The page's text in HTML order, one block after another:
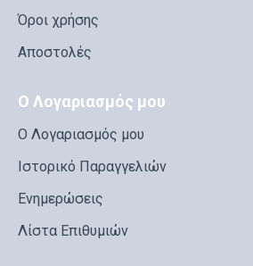
Όροι χρήσης
Αποστολές
Ο Λογαριασμός μου
Ο Λογαριασμός μου
Ιστορικό Παραγγελιών
Ενημερώσεις
Λίστα Επιθυμιών